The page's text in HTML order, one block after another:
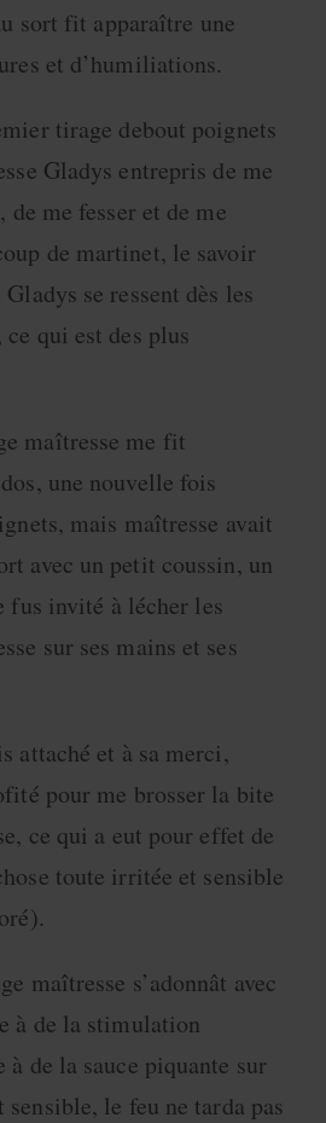
sort fit apparaître une
et d’humiliations.
tirage debout poignets
Gladys entrepris de me
me fesser et de me
de martinet, le savoir
se ressent dès les
qui est des plus
maîtresse me fit
une nouvelle fois
mais maîtresse avait
avec un petit coussin, un
fus invité à lécher les
sur ses mains et ses
attaché et à sa merci,
pour me brosser la bite
ce qui a eut pour effet de
toute irritée et sensible
maîtresse s’adonnât avec
à de la stimulation
de la sauce piquante sur
le feu ne tarda pas